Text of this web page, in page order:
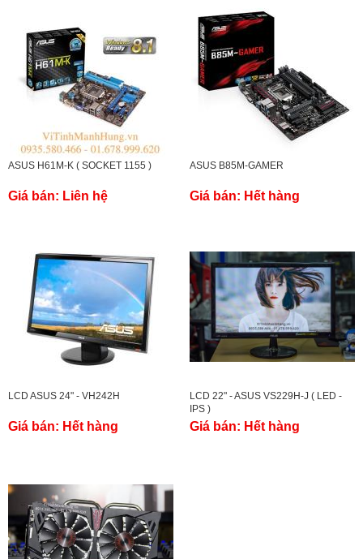
ASUS H61M-K ( SOCKET 1155 )
Giá bán: Liên hệ
ASUS B85M-GAMER
Giá bán: Hết hàng
LCD ASUS 24" - VH242H
Giá bán: Hết hàng
LCD 22" - ASUS VS229H-J ( LED -
IPS )
Giá bán: Hết hàng